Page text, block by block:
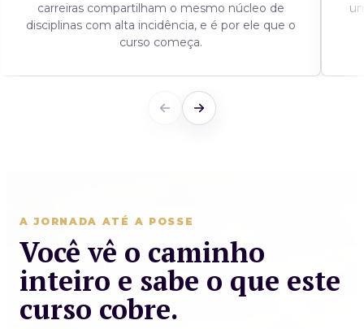
carreiras compartilham o mesmo núcleo de
disciplinas com alta incidência, e é por ele que o
curso começa.
A JORNADA ATÉ A POSSE
Você vê o caminho
inteiro e sabe o que este
curso cobre.